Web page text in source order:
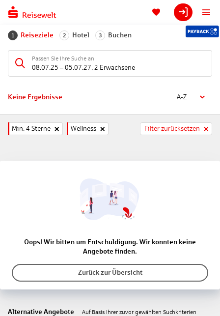
1 Reiseziele 2 Hotel 3 Buchen
Passen Sie Ihre Suche an
08.07.25 – 05.07.27, 2 Erwachsene
Keine Ergebnisse A-Z
Min. 4 Sterne Wellness Filter zurücksetzen
Oops! Wir bitten um Entschuldigung. Wir konnten keine
Angebote finden.
Zurück zur Übersicht
Alternative Angebote Auf Basis Ihrer zuvor gewählten Suchkriterien